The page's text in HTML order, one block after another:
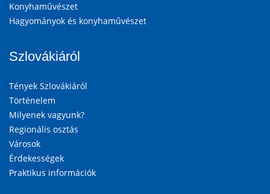
Konyhaművészet
Hagyományok és konyhaművészet
Szlovákiáról
Tények Szlovákiáról
Történelem
Milyenek vagyunk?
Regionális osztás
Városok
Érdekességek
Praktikus információk